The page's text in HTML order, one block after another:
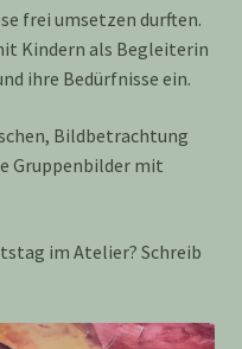
frei umsetzen durften.
Kindern als Begleiterin
ihre Bedürfnisse ein.
Bildbetrachtung
Gruppenbilder mit
im Atelier? Schreib